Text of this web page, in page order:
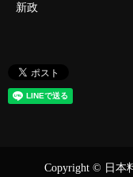
新政
Copyright © 日本